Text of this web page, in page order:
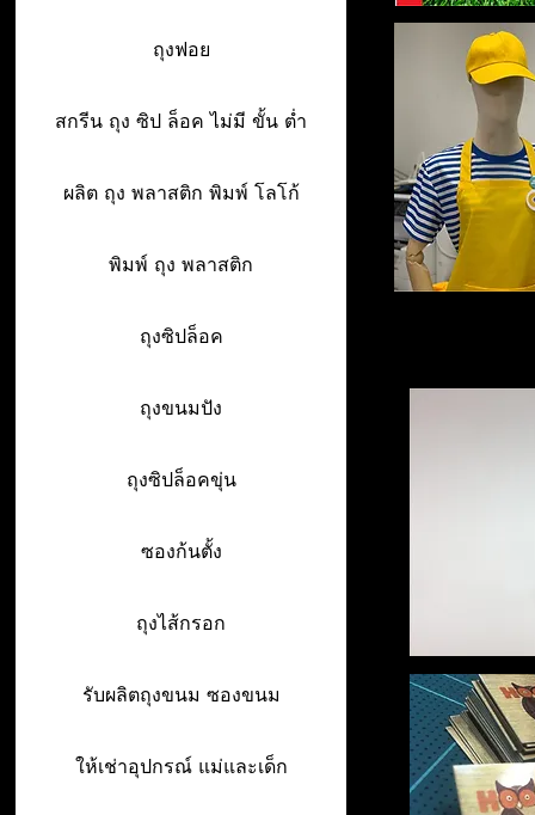
ถุงฟอย
สกรีน ถุง ซิป ล็อค ไม่มี ขั้น ต่ำ
ผลิต ถุง พลาสติก พิมพ์ โลโก้
พิมพ์ ถุง พลาสติก
ถุงซิปล็อค
ถุงขนมปัง
ถุงซิปล็อคขุ่น
ซองก้นตั้ง
ถุงไส้กรอก
รับผลิตถุงขนม ซองขนม
ให้เช่าอุปกรณ์ แม่และเด็ก